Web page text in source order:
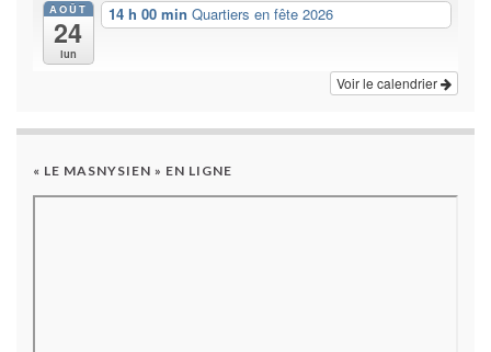
AOÛT
24
lun
14 h 00 min Quartiers en fête 2026
Voir le calendrier
« LE MASNYSIEN » EN LIGNE